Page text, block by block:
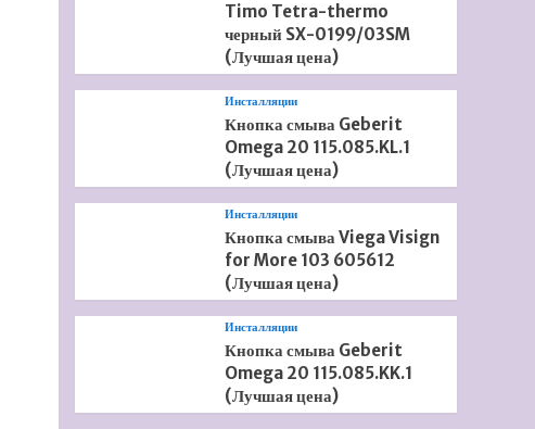
Timo Tetra-thermo
черный SX-0199/03SM
(Лучшая цена)
Инсталляции
Кнопка смыва Geberit
Omega 20 115.085.KL.1
(Лучшая цена)
Инсталляции
Кнопка смыва Viega Visign
for More 103 605612
(Лучшая цена)
Инсталляции
Кнопка смыва Geberit
Omega 20 115.085.KK.1
(Лучшая цена)